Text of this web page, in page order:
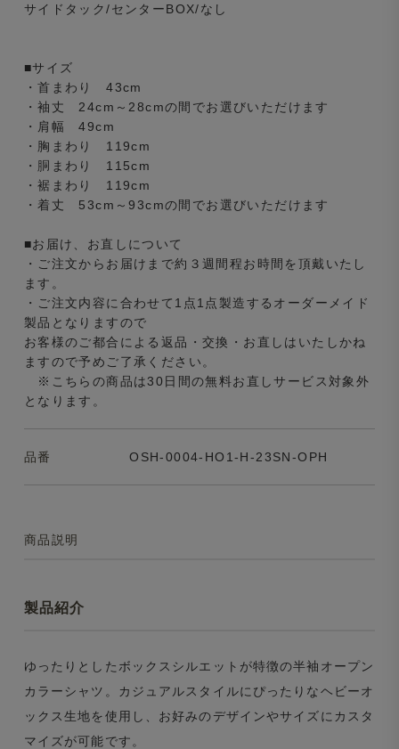
サイドタック/センターBOX/なし
■サイズ
・首まわり 43cm
・袖丈 24cm～28cmの間でお選びいただけます
・肩幅 49cm
・胸まわり 119cm
・胴まわり 115cm
・裾まわり 119cm
・着丈 53cm～93cmの間でお選びいただけます
■お届け、お直しについて
・ご注文からお届けまで約３週間程お時間を頂戴いたし
ます。
・ご注文内容に合わせて1点1点製造するオーダーメイド
製品となりますので
お客様のご都合による返品・交換・お直しはいたしかね
ますので予めご了承ください。
※こちらの商品は30日間の無料お直しサービス対象外
となります。
品番 OSH-0004-HO1-H-23SN-OPH
商品説明
製品紹介
ゆったりとしたボックスシルエットが特徴の半袖オープン
カラーシャツ。カジュアルスタイルにぴったりなヘビーオ
ックス生地を使用し、お好みのデザインやサイズにカスタ
マイズが可能です。